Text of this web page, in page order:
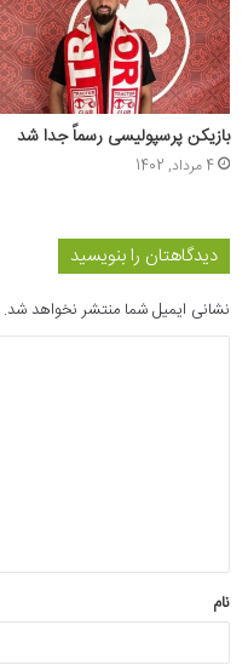
بازیکن پرسپولیسی رسماً جدا شد
4 مرداد, 1402
دیدگاهتان را بنویسید
نشانی ایمیل شما منتشر نخواهد شد.
*
نام